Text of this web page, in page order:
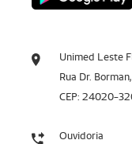
Unimed Leste
Rua Dr.
CEP: 24020-
Ouvidoria